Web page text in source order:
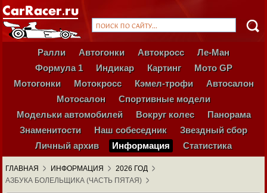
Ралли Автогонки Автокросс
Ле-Ман
Формула 1
Индикар Картинг
Мото GP
Мотогонки
Мотокросс Кэмел-трофи
Автосалон
Мотосалон
Спортивные модели
Модельки автомобилей
Вокруг колес
Панорама
Знаменитости
Наш собеседник
Звездный сбор
Личный архив
Информация Статистика
ГЛАВНАЯ ИНФОРМАЦИЯ
2026 ГОД
АЗБУКА БОЛЕЛЬЩИКА (ЧАСТЬ ПЯТАЯ)